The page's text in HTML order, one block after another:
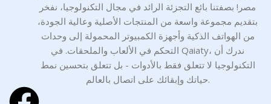
مصر! بصفتنا بائع التجزئة الرائد في مجال التكنولوجيا، نفخر
بتقديم مجموعة واسعة من المنتجات الأصلية وعالية الجودة،
من الهواتف الذكية وأجهزة الكمبيوتر المحمولة إلى وحدات
التحكم في الألعاب والملحقات. في Qaiaty، ندرك أن
التكنولوجيا لا تتعلق فقط بالأدوات - بل تتعلق بتحسين نمط
حياتك وإبقائك على اتصال بالعالم.